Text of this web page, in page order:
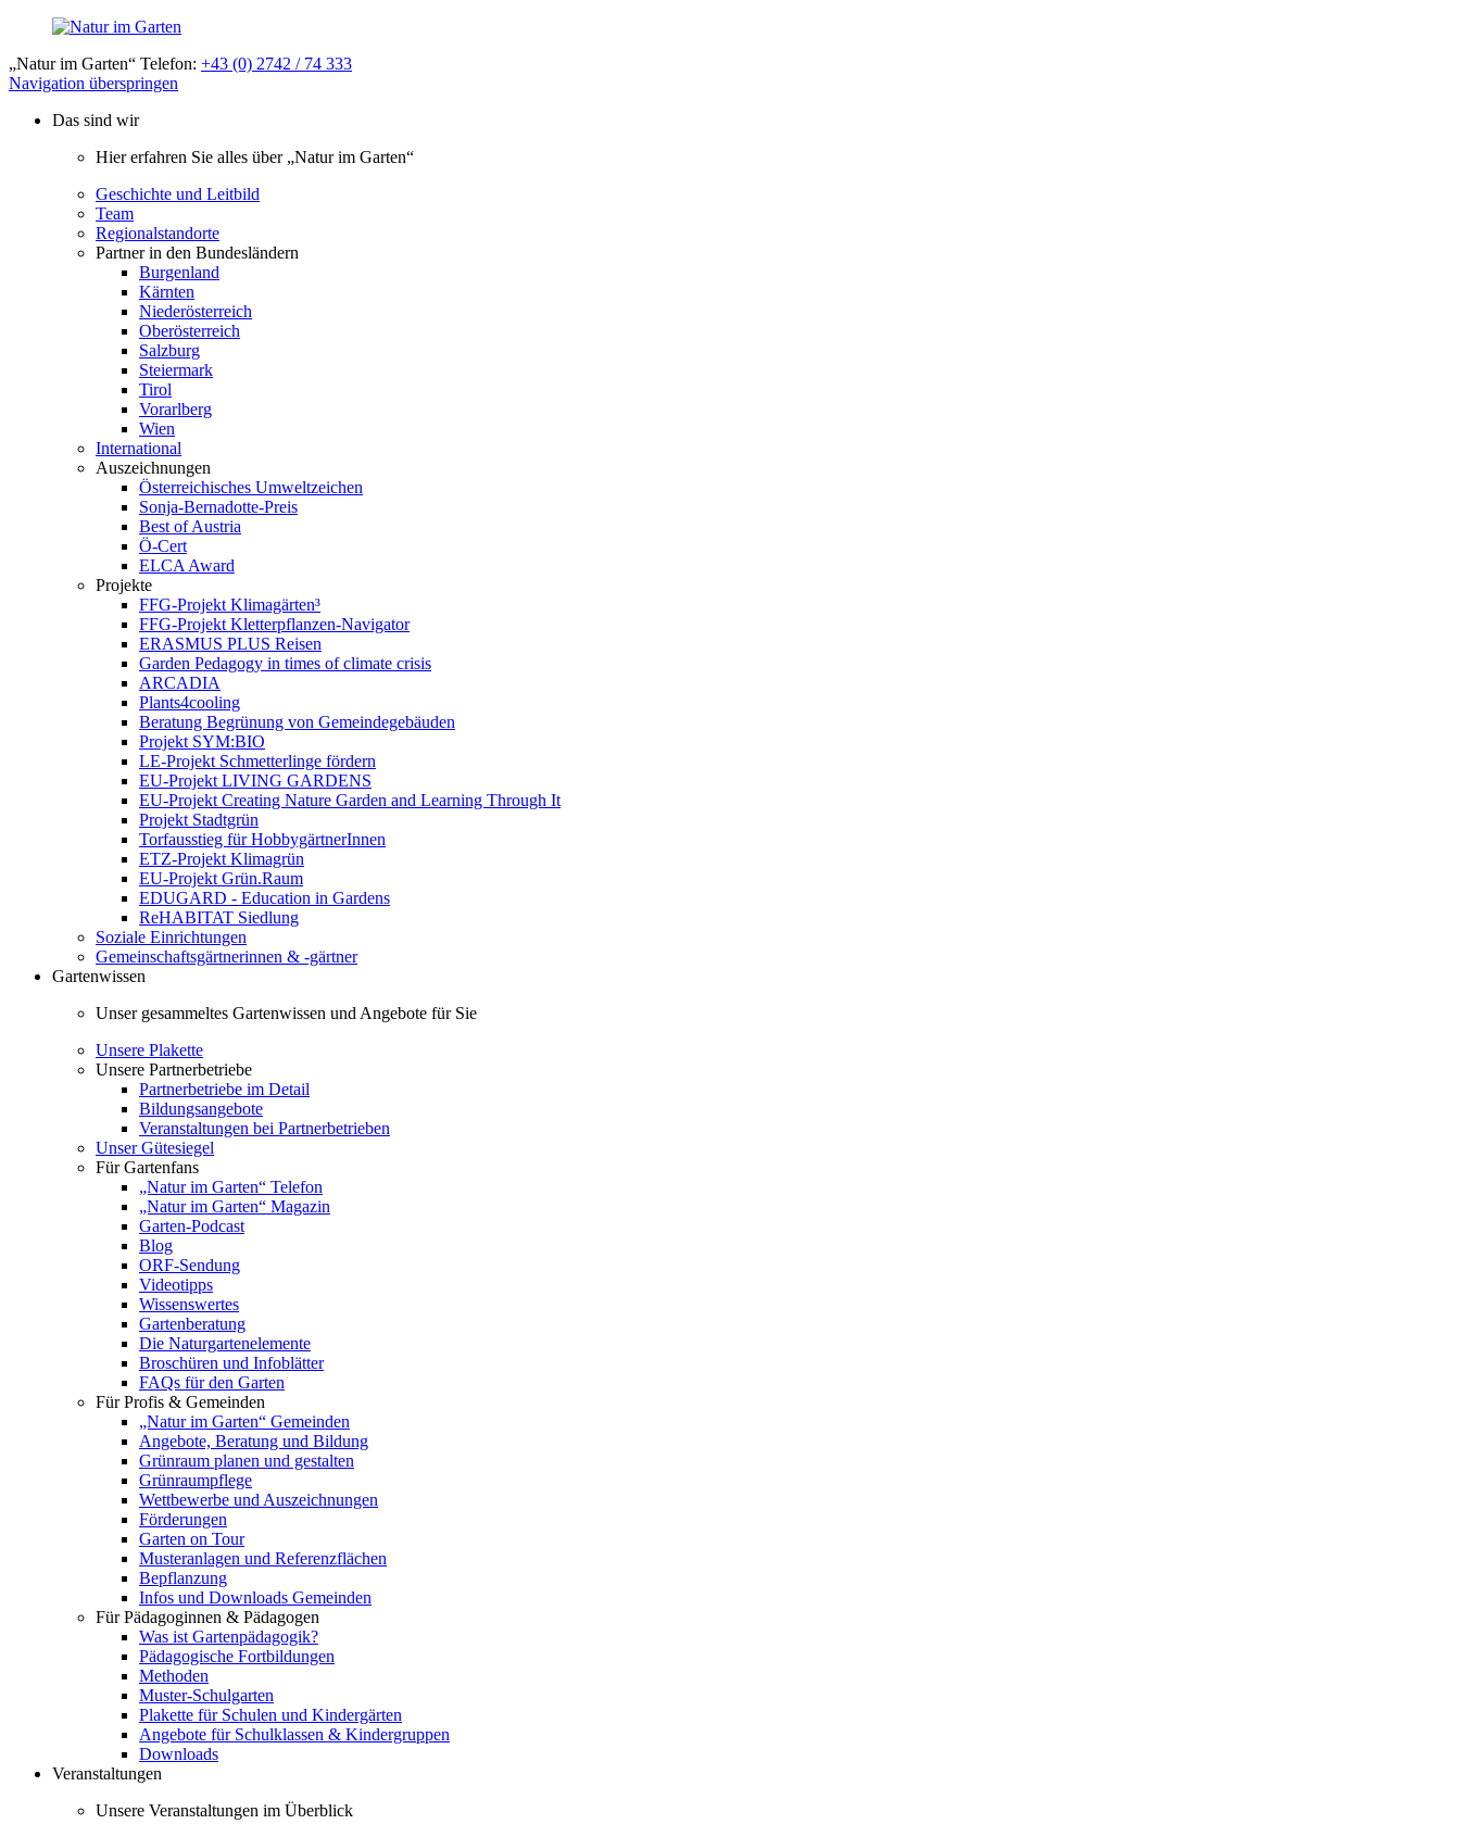
„Natur im Garten“ Telefon: +43 (0) 2742 / 74 333
Navigation überspringen
Das sind wir
Hier erfahren Sie alles über „Natur im Garten“
Geschichte und Leitbild
Team
Regionalstandorte
Partner in den Bundesländern
Burgenland
Kärnten
Niederösterreich
Oberösterreich
Salzburg
Steiermark
Tirol
Vorarlberg
Wien
International
Auszeichnungen
Österreichisches Umweltzeichen
Sonja-Bernadotte-Preis
Best of Austria
Ö-Cert
ELCA Award
Projekte
FFG-Projekt Klimagärten³
FFG-Projekt Kletterpflanzen-Navigator
ERASMUS PLUS Reisen
Garden Pedagogy in times of climate crisis
ARCADIA
Plants4cooling
Beratung Begrünung von Gemeindegebäuden
Projekt SYM:BIO
LE-Projekt Schmetterlinge fördern
EU-Projekt LIVING GARDENS
EU-Projekt Creating Nature Garden and Learning Through It
Projekt Stadtgrün
Torfausstieg für HobbygärtnerInnen
ETZ-Projekt Klimagrün
EU-Projekt Grün.Raum
EDUGARD - Education in Gardens
ReHABITAT Siedlung
Soziale Einrichtungen
Gemeinschaftsgärtnerinnen & -gärtner
Gartenwissen
Unser gesammeltes Gartenwissen und Angebote für Sie
Unsere Plakette
Unsere Partnerbetriebe
Partnerbetriebe im Detail
Bildungsangebote
Veranstaltungen bei Partnerbetrieben
Unser Gütesiegel
Für Gartenfans
„Natur im Garten“ Telefon
„Natur im Garten“ Magazin
Garten-Podcast
Blog
ORF-Sendung
Videotipps
Wissenswertes
Gartenberatung
Die Naturgartenelemente
Broschüren und Infoblätter
FAQs für den Garten
Für Profis & Gemeinden
„Natur im Garten“ Gemeinden
Angebote, Beratung und Bildung
Grünraum planen und gestalten
Grünraumpflege
Wettbewerbe und Auszeichnungen
Förderungen
Garten on Tour
Musteranlagen und Referenzflächen
Bepflanzung
Infos und Downloads Gemeinden
Für Pädagoginnen & Pädagogen
Was ist Gartenpädagogik?
Pädagogische Fortbildungen
Methoden
Muster-Schulgarten
Plakette für Schulen und Kindergärten
Angebote für Schulklassen & Kindergruppen
Downloads
Veranstaltungen
Unsere Veranstaltungen im Überblick